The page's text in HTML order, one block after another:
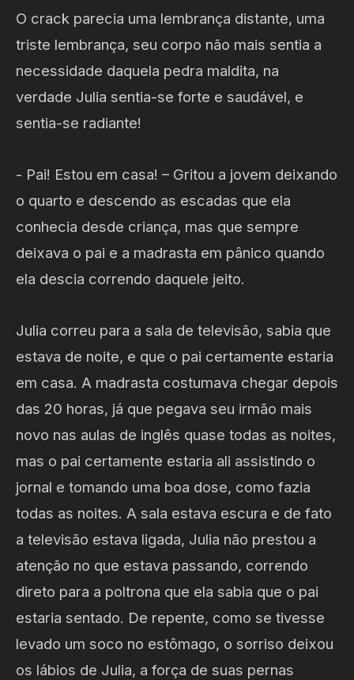
O crack parecia uma lembrança distante, uma
triste lembrança, seu corpo não mais sentia a
necessidade daquela pedra maldita, na
verdade Julia sentia-se forte e saudável, e
sentia-se radiante!
- Pai! Estou em casa! – Gritou a jovem deixando
o quarto e descendo as escadas que ela
conhecia desde criança, mas que sempre
deixava o pai e a madrasta em pânico quando
ela descia correndo daquele jeito.
Julia correu para a sala de televisão, sabia que
estava de noite, e que o pai certamente estaria
em casa. A madrasta costumava chegar depois
das 20 horas, já que pegava seu irmão mais
novo nas aulas de inglês quase todas as noites,
mas o pai certamente estaria ali assistindo o
jornal e tomando uma boa dose, como fazia
todas as noites. A sala estava escura e de fato
a televisão estava ligada, Julia não prestou a
atenção no que estava passando, correndo
direto para a poltrona que ela sabia que o pai
estaria sentado. De repente, como se tivesse
levado um soco no estômago, o sorriso deixou
os lábios de Julia, a força de suas pernas